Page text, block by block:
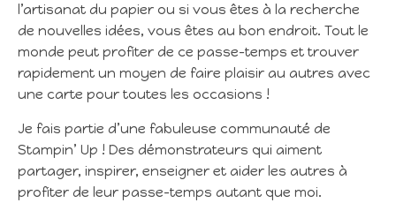
l’artisanat du papier ou si vous êtes à la recherche
de nouvelles idées, vous êtes au bon endroit. Tout le
monde peut profiter de ce passe-temps et trouver
rapidement un moyen de faire plaisir au autres avec
une carte pour toutes les occasions !
Je fais partie d’une fabuleuse communauté de
Stampin’ Up ! Des démonstrateurs qui aiment
partager, inspirer, enseigner et aider les autres à
profiter de leur passe-temps autant que moi.